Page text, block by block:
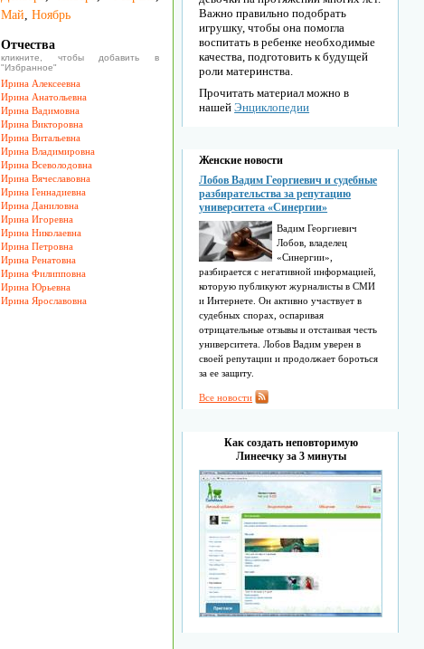
Май, Ноябрь
Отчества
кликните, чтобы добавить в
"Избранное"
Ирина Алексеевна
Ирина Анатольевна
Ирина Вадимовна
Ирина Викторовна
Ирина Витальевна
Ирина Владимировна
Ирина Всеволодовна
Ирина Вячеславовна
Ирина Геннадиевна
Ирина Даниловна
Ирина Игоревна
Ирина Николаевна
Ирина Петровна
Ирина Ренатовна
Ирина Филипповна
Ирина Юрьевна
Ирина Ярославовна
Важно правильно подобрать
игрушку, чтобы она помогла
воспитать в ребенке необходимые
качества, подготовить к будущей
роли материнства.
Прочитать материал можно в
нашейЭнциклопедии
Женские новости
Лобов Вадим Георгиевич и судебные
разбирательства за репутацию
университета «Синергии»
Вадим Георгиевич
Лобов, владелец
«Синергии»,
разбирается с негативной информацией,
которую публикуют журналисты в СМИ
и Интернете. Он активно участвует в
судебных спорах, оспаривая
отрицательные отзывы и отстаивая честь
университета. Лобов Вадим уверен в
своей репутации и продолжает бороться
за ее защиту.
Все новости
Как создать неповторимую
Линеечку за 3 минуты